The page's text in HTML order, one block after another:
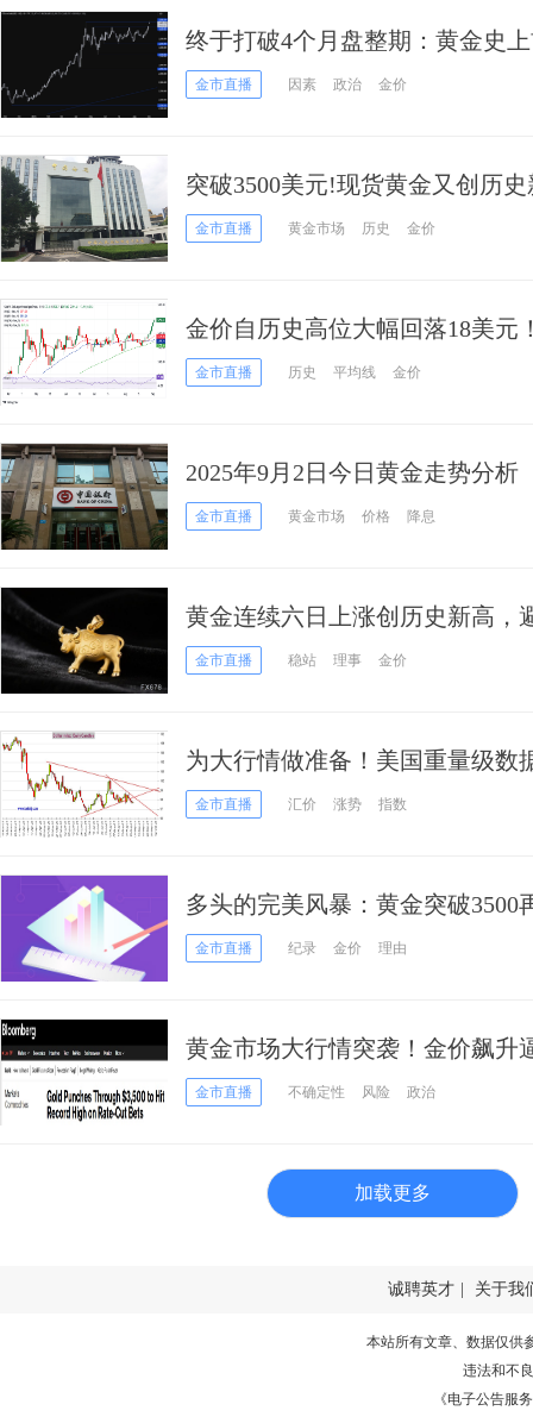
终于打破4个月盘整期：黄金史
下来还能涨？
金市直播 因素 政治 金价
突破3500美元!现货黄金又创历
3800美元
金市直播 黄金市场 历史 金价
金价自历史高位大幅回落18美元
FXStreet高级分析师金价交易分析
金市直播 历史 平均线 金价
2025年9月2日今日黄金走势分析
金市直播 黄金市场 价格 降息
黄金连续六日上涨创历史新高，
期支撑金价
金市直播 稳站 理事 金价
为大行情做准备！美国重量级数
元、欧元、英镑、澳元和人民币
金市直播 汇价 涨势 指数
多头的完美风暴：黄金突破3500
指日可待？
金市直播 纪录 金价 理由
黄金市场大行情突袭！金价飙升
下来如何走？
金市直播 不确定性 风险 政治
加载更多
诚聘英才 关于我
本站所有文章、数据仅供
违法和不
《电子公告服务